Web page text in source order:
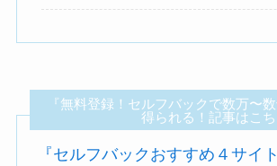
『無料登録！セルフバックで数万〜
得られる！記事はこち
『セルフバックおすすめ４サイ